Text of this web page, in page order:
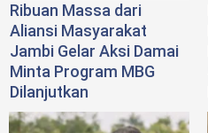
Ribuan Massa dari
Aliansi Masyarakat
Jambi Gelar Aksi Damai
Minta Program MBG
Dilanjutkan